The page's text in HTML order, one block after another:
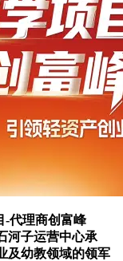
-代理商创富峰
河子运营中心承
及幼教领域的领军